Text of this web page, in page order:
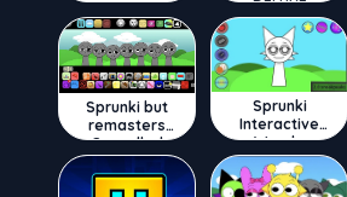
DELUXE
Sprunki but
remasters
Cancelled
Sprunki
Interactive
Wenda